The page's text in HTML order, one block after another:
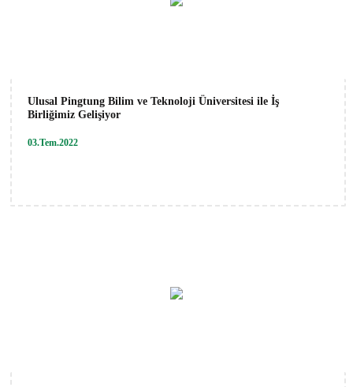
Ulusal Pingtung Bilim ve Teknoloji Üniversitesi ile İş
Birliğimiz Gelişiyor
03.Tem.2022